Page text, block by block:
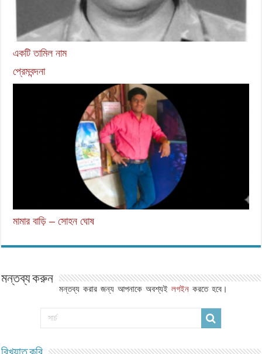
একটি তামিল নাম
প্রেমবন্দনা
মামার বাড়ি – সোহন ঘোষ
মন্তব্য করুন
মন্তব্য করার জন্য আপনাকে অবশ্যইলগইন করতে হবে।